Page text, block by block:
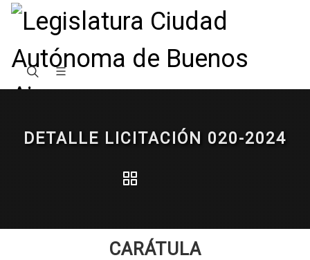
DETALLE LICITACIÓN 020-2024
CARÁTULA